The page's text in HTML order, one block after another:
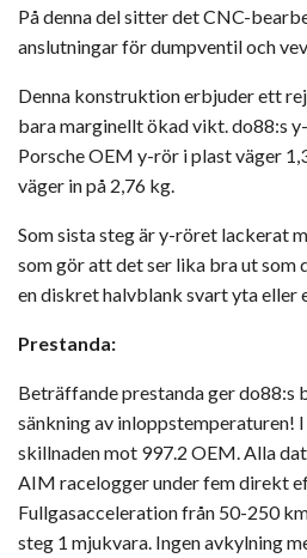
På denna del sitter det CNC-
anslutningar för dumpventil och
Denna konstruktion erbjuder ett
bara marginellt ökad vikt. do88:s
Porsche OEM y-rör i plast väger
väger in på 2,76 kg.
Som sista steg är y-röret lackerat
som gör att det ser lika bra ut som
en diskret halvblank svart yta eller
Prestanda:
Beträffande prestanda ger do88:s
sänkning av inloppstemperaturen! I
skillnaden mot 997.2 OEM. Alla
AIM racelogger under fem direkt
Fullgasacceleration från 50-250
steg 1 mjukvara. Ingen avkylning